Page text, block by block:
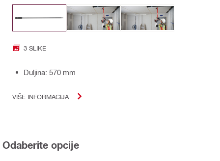
3 SLIKE
Duljina: 570 mm
VIŠE INFORMACIJA
Odaberite opcije